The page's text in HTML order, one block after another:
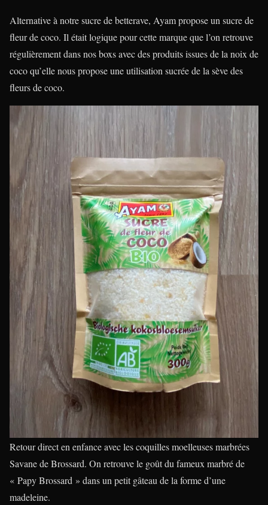
Alternative à notre sucre de betterave, Ayam propose un sucre de
fleur de coco. Il était logique pour cette marque que l’on retrouve
régulièrement dans nos boxs avec des produits issues de la noix de
coco qu’elle nous propose une utilisation sucrée de la sève des
fleurs de coco.
Retour direct en enfance avec les coquilles moelleuses marbrées
Savane de Brossard. On retrouve le goût du fameux marbré de
« Papy Brossard » dans un petit gâteau de la forme d’une
madeleine.